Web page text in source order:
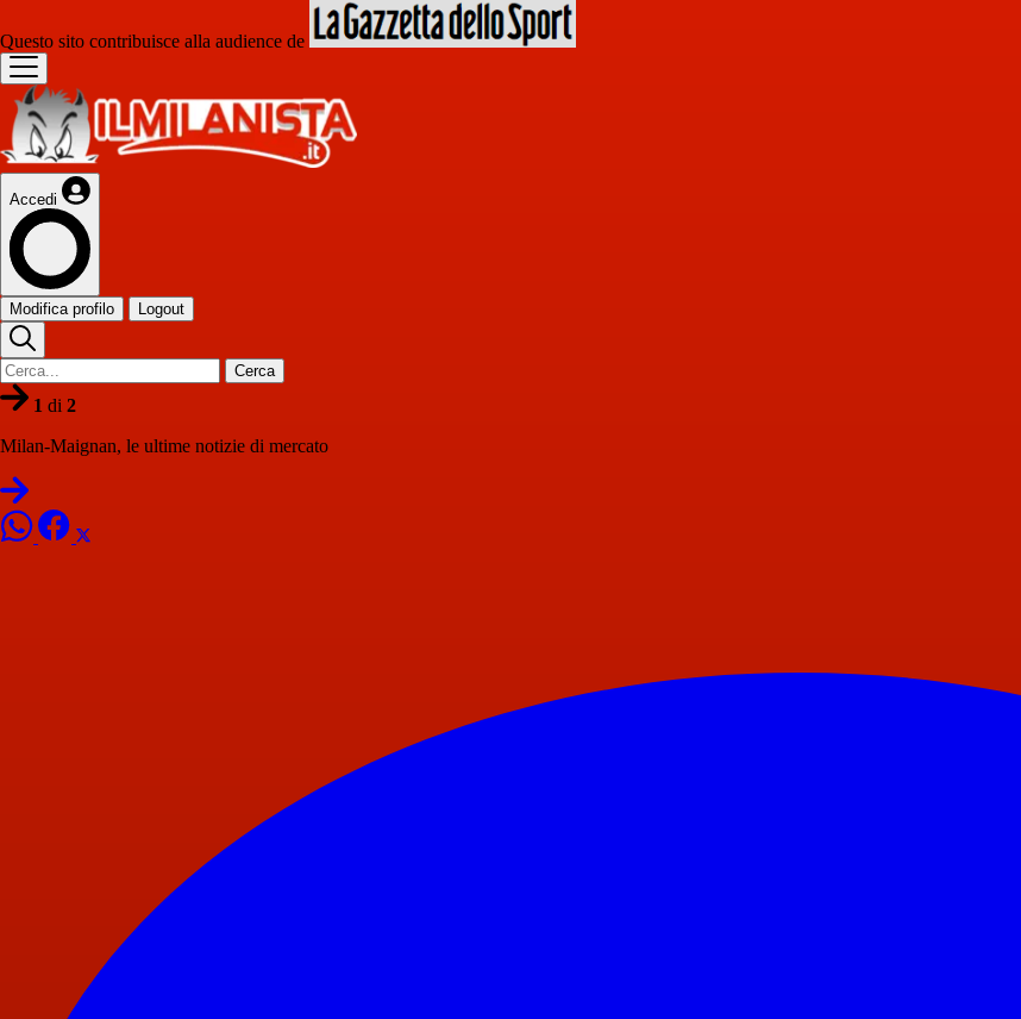
Questo sito contribuisce alla audience de
Accedi
Modifica profilo Logout
Cerca
1 di 2
Milan-Maignan, le ultime notizie di mercato